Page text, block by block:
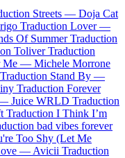
Streets — Doja Cat
Traduction Lover —
Of Summer Traduction
Toliver Traduction
Me — Michele Morrone
Traduction Stand By —
Traduction Forever
— Juice WRLD Traduction
Traduction I Think I’m
bad vibes forever
Too Shy (Let Me
— Avicii Traduction